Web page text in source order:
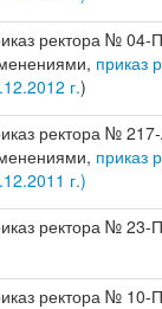
ректора № 04-
приказ
г.)
ректора №
приказ
г.)
ректора № 23-
ректора № 10-